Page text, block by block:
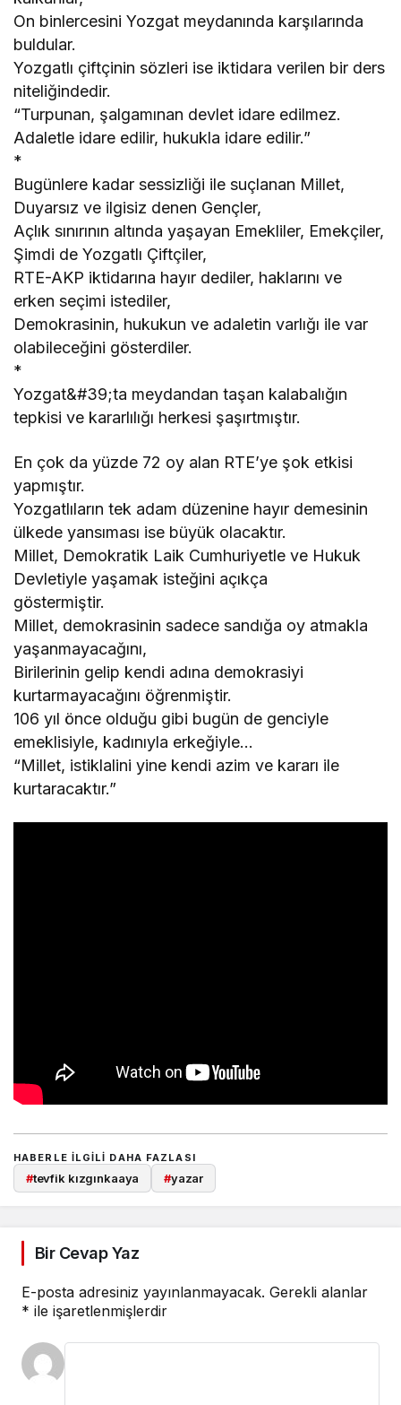
On binlercesini Yozgat meydanında karşılarında
buldular.
Yozgatlı çiftçinin sözleri ise iktidara verilen bir ders
niteliğindedir.
“Turpunan, şalgamınan devlet idare edilmez.
Adaletle idare edilir, hukukla idare edilir.”
*
Bugünlere kadar sessizliği ile suçlanan Millet,
Duyarsız ve ilgisiz denen Gençler,
Açlık sınırının altında yaşayan Emekliler, Emekçiler,
Şimdi de Yozgatlı Çiftçiler,
RTE-AKP iktidarına hayır dediler, haklarını ve
erken seçimi istediler,
Demokrasinin, hukukun ve adaletin varlığı ile var
olabileceğini gösterdiler.
*
Yozgat&#39;ta meydandan taşan kalabalığın
tepkisi ve kararlılığı herkesi şaşırtmıştır.
En çok da yüzde 72 oy alan RTE’ye şok etkisi
yapmıştır.
Yozgatlıların tek adam düzenine hayır demesinin
ülkede yansıması ise büyük olacaktır.
Millet, Demokratik Laik Cumhuriyetle ve Hukuk
Devletiyle yaşamak isteğini açıkça
göstermiştir.
Millet, demokrasinin sadece sandığa oy atmakla
yaşanmayacağını,
Birilerinin gelip kendi adına demokrasiyi
kurtarmayacağını öğrenmiştir.
106 yıl önce olduğu gibi bugün de genciyle
emeklisiyle, kadınıyla erkeğiyle…
“Millet, istiklalini yine kendi azim ve kararı ile
kurtaracaktır.”
HABERLE ILGILI DAHA FAZLASI
#tevfik kızgınkaaya #yazar
Bir Cevap Yaz
E-posta adresiniz yayınlanmayacak. Gerekli alanlar
* ile işaretlenmişlerdir